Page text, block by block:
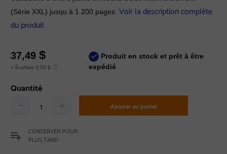
(Série XXL) jusqu à 1 200 pages.Voir la description complète
du produit
37,49$
+ Écofrais 0,55 $
Produit en stock et prêt à être
expédié
Quantité
Ajouter au panier
CONSERVER POUR
PLUS TARD